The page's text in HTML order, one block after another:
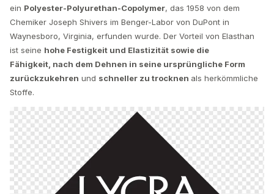
ein Polyester-Polyurethan-Copolymer, das 1958 von dem
Chemiker Joseph Shivers im Benger-Labor von DuPont in
Waynesboro, Virginia, erfunden wurde. Der Vorteil von Elasthan
ist seine hohe Festigkeit und Elastizität sowie die
Fähigkeit, nach dem Dehnen in seine ursprüngliche Form
zurückzukehren und schneller zu trocknen als herkömmliche
Stoffe.